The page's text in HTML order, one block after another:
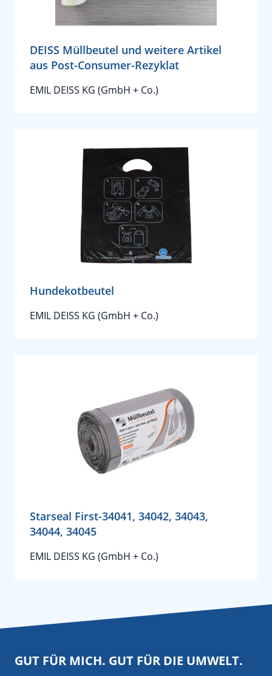
DEISS Müllbeutel und weitere Artikel
aus Post-Consumer-Rezyklat
EMIL DEISS KG (GmbH + Co.)
Hundekotbeutel
EMIL DEISS KG (GmbH + Co.)
Starseal First-34041, 34042, 34043,
34044, 34045
EMIL DEISS KG (GmbH + Co.)
GUT FÜR MICH. GUT FÜR DIE UMWELT.